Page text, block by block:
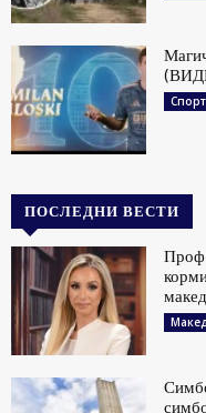
Спорт
ПОСЛЕДНИ ВЕСТИ